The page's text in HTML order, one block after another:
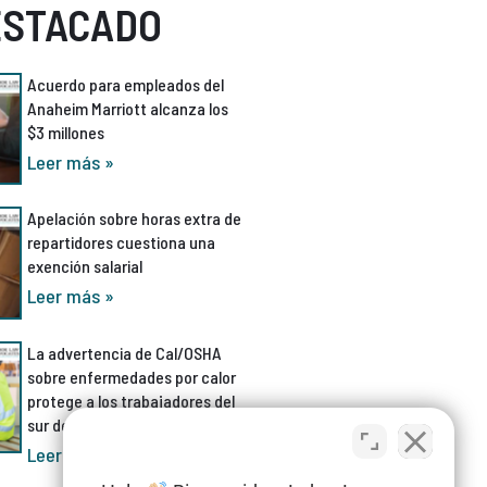
Acuerdo para empleados del
Anaheim Marriott alcanza los
$3 millones
Leer más »
Apelación sobre horas extra de
repartidores cuestiona una
exención salarial
Leer más »
La advertencia de Cal/OSHA
sobre enfermedades por calor
protege a los trabajadores del
sur de California
Leer más »